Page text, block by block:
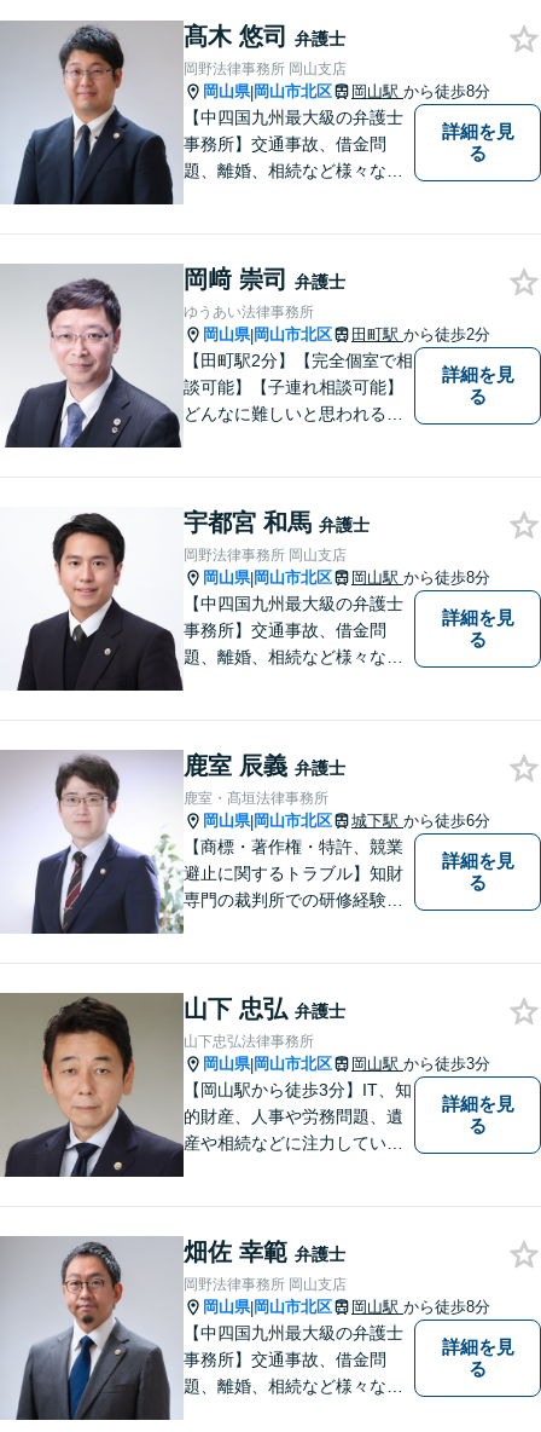
んなささいなことでも構いま
せん。お気軽にご相談くださ
い。【土曜日も受付可能】
【専用駐車場あり】
髙木 悠司 弁護士
岡野法律事務所 岡山支店
岡山県|岡山市北区 岡山駅 から徒歩8分
【中四国九州最大級の弁護士
事務所】交通事故、借金問
題、離婚、相続など様々な問
い！
詳細を見
る
岡﨑 崇司 弁護士
ゆうあい法律事務所
岡山県|岡山市北区 田町駅 から徒歩2分
【田町駅2分】【完全個室で相
談可能】【子連れ相談可能】
どんなに難しいと思われる案
ている皆さまの現状を良い方
向に変化させることができる
ように全力を尽くします。
詳細を見
る
宇都宮 和馬 弁護士
岡野法律事務所 岡山支店
岡山県|岡山市北区 岡山駅 から徒歩8分
【中四国九州最大級の弁護士
事務所】交通事故、借金問
題、離婚、相続など様々な問
い！
詳細を見
る
鹿室 辰義 弁護士
鹿室・髙垣法律事務所
岡山県|岡山市北区 城下駅 から徒歩6分
【商標・著作権・特許、競業
避止に関するトラブル】知財
専門の裁判所での研修経験、
に関する相談対応、トラブル
解決実績多数。
詳細を見
る
山下 忠弘 弁護士
山下忠弘法律事務所
岡山県|岡山市北区 岡山駅 から徒歩3分
【岡山駅から徒歩3分】IT、知
的財産、人事や労務問題、遺
産や相続などに注力していま
相談ください。依頼者さまの
サポートができるよう努めて
まいります。
詳細を見
る
畑佐 幸範 弁護士
岡野法律事務所 岡山支店
岡山県|岡山市北区 岡山駅 から徒歩8分
【中四国九州最大級の弁護士
事務所】交通事故、借金問
題、離婚、相続など様々な問
詳細を見
る